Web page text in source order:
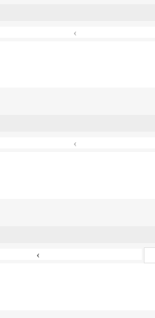
‹
‹
‹